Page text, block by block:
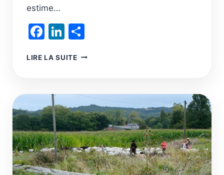
estime…
Facebook
LinkedIn
LIRE LA SUITEREPENSER
DE
LA
SÉCURITÉ
ALIMENTAIRE
À
LA
RÉGÉNÉRATION